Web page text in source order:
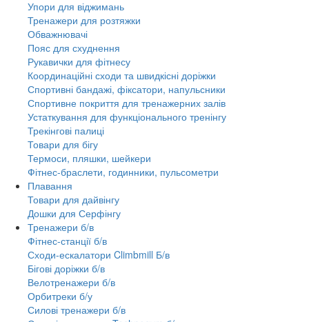
Упори для віджимань
Тренажери для розтяжки
Обважнювачі
Пояс для схуднення
Рукавички для фітнесу
Координаційні сходи та швидкісні доріжки
Спортивні бандажі, фіксатори, напульсники
Спортивне покриття для тренажерних залів
Устаткування для функціонального тренінгу
Трекінгові палиці
Товари для бігу
Термоси, пляшки, шейкери
Фітнес-браслети, годинники, пульсометри
Плавання
Товари для дайвінгу
Дошки для Серфінгу
Тренажери б/в
Фітнес-станції б/в
Сходи-ескалатори Climbmill Б/в
Бігові доріжки б/в
Велотренажери б/в
Орбитреки б/у
Силові тренажери б/в